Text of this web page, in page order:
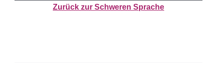
Zurück zur Schweren Sprache